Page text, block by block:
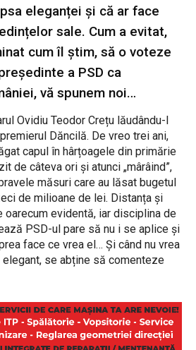
eleganței și că ar face
sale. Cum a evitat,
cum îl știm, să o voteze
a PSD ca
vă spunem noi…
Ovidiu Teodor Crețu lăudându-l
Dăncilă. De vreo trei ani,
capul în hârțoagele din primărie
de câteva ori și atunci „mârâind”,
măsuri care au lăsat bugetul
de milioane de lei. Distanța și
oarecum evidentă, iar disciplina de
PSD-ul pare să nu i se aplice și
face ce vrea el… Și când nu vrea
se abține să comenteze